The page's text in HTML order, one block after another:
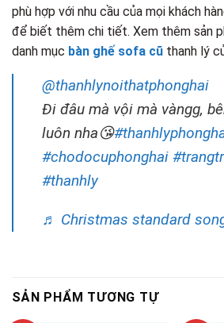
phù hợp với nhu cầu của mọi khách
để biết thêm chi tiết. Xem thêm sản
danh mục bàn ghế sofa cũ thanh lý
@thanhlynoithatphonghai
Đi đâu mà vội mà vàngg,
luôn nha😘
#chodocuphonghai
#thanhly
♬ Christmas standard
SẢN PHẨM TƯƠNG TỰ